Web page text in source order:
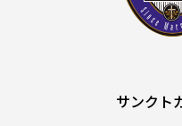
サンクト